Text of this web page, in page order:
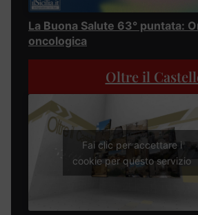
La Buona Salute 63° puntata:
oncologica
Oltre il
Fai clic per accettare i
cookie per questo servizio